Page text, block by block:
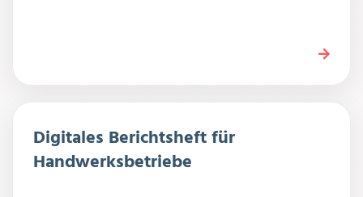
Digitales Berichtsheft für
Handwerksbetriebe